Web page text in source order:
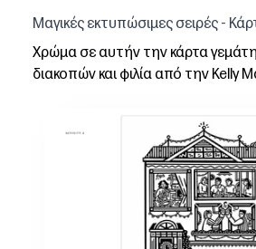
Μαγικές εκτυπώσιμες σειρές -
Χρώμα σε αυτήν την κάρτα
διακοπών και φιλία από την Kelly
Εκτυπώστε, χρωματίστε και
Διατηρεί τα παιδιά
Δημιουργεί μια εγκάρδια,
Λειτουργεί με τυπικό χαρτί